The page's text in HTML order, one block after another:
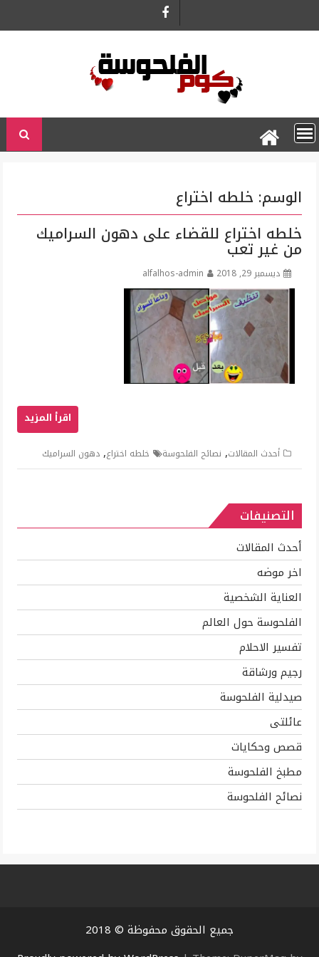
الوسم: خلطه اختراع
خلطه اختراع للقضاء على دهون السراميك
من غير تعب
ديسمبر 29, 2018 alfalhos-admin
أحدث المقالات, نصائح الفلحوسة خلطه اختراع,دهون السراميك
التصنيفات
أحدث المقالات
اخر موضه
العناية الشخصية
الفلحوسة حول العالم
تفسير الاحلام
رجيم ورشاقة
صيدلية الفلحوسة
عائلتى
قصص وحكايات
مطبخ الفلحوسة
نصائح الفلحوسة
جميع الحقوق محفوظة © 2018